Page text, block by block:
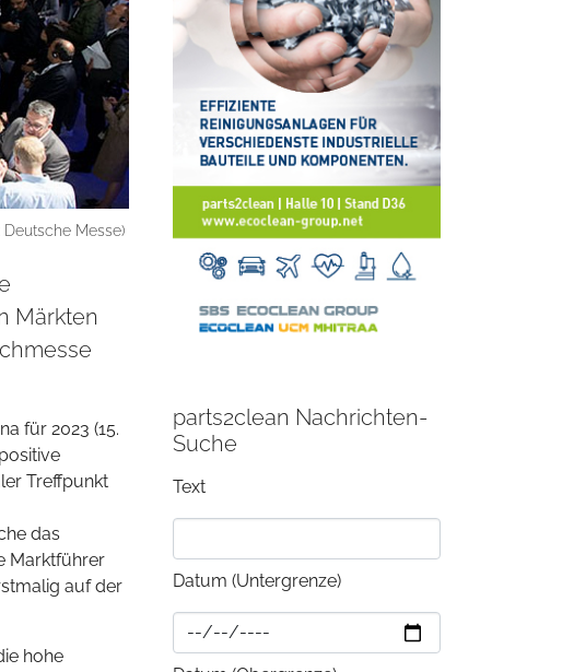
Messe)
Märkten
für 2023 (15.
Treffpunkt
das
Marktführer
auf der
hohe
parts2clean Nachrichten-
Suche
Text
Datum (Untergrenze)